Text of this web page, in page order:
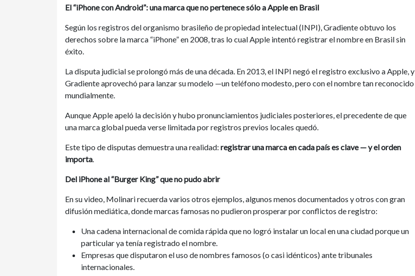
El “iPhone con Android”: una marca que no pertenece sólo a Apple en Brasil
Según los registros del organismo brasileño de propiedad intelectual (INPI), Gradiente obtuvo los
derechos sobre la marca “iPhone” en 2008, tras lo cual Apple intentó registrar el nombre en Brasil sin
éxito.
La disputa judicial se prolongó más de una década. En 2013, el INPI negó el registro exclusivo a Apple, y
Gradiente aprovechó para lanzar su modelo —un teléfono modesto, pero con el nombre tan reconocido
mundialmente.
Aunque Apple apeló la decisión y hubo pronunciamientos judiciales posteriores, el precedente de que
una marca global pueda verse limitada por registros previos locales quedó.
Este tipo de disputas demuestra una realidad: registrar una marca en cada país es clave — y el orden
importa.
Del iPhone al “Burger King” que no pudo abrir
En su video, Molinari recuerda varios otros ejemplos, algunos menos documentados y otros con gran
difusión mediática, donde marcas famosas no pudieron prosperar por conflictos de registro:
Una cadena internacional de comida rápida que no logró instalar un local en una ciudad porque un
particular ya tenía registrado el nombre.
Empresas que disputaron el uso de nombres famosos (o casi idénticos) ante tribunales
internacionales.